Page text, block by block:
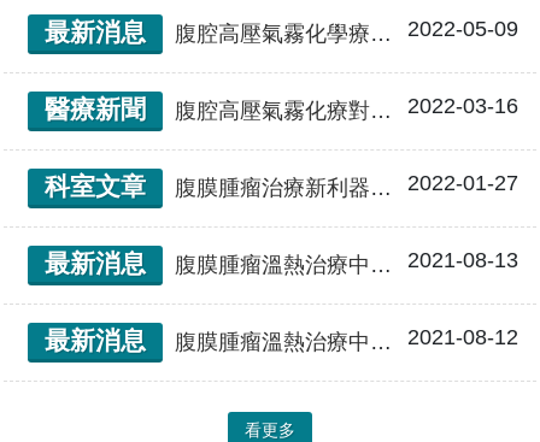
最新消息 腹腔高壓氣霧化學療法(PIPAC)專門處理難解的腹膜腫瘤及惡性腹水 2022-05-09
醫療新聞 腹腔高壓氣霧化療對抗難處理的「腹膜惡性腫瘤」用噴的化療更精準！ 2022-03-16
科室文章 腹膜腫瘤治療新利器！腹腔高壓氣霧化學療法（PIPAC- Pressurized IntraPeritoneal Aerosol Chemotherapy） 2022-01-27
最新消息 腹膜腫瘤溫熱治療中心-腹膜腫瘤整合性治療 2021-08-13
最新消息 腹膜腫瘤溫熱治療中心(Peritoneal Surface Oncology Center) 2021-08-12
看更多